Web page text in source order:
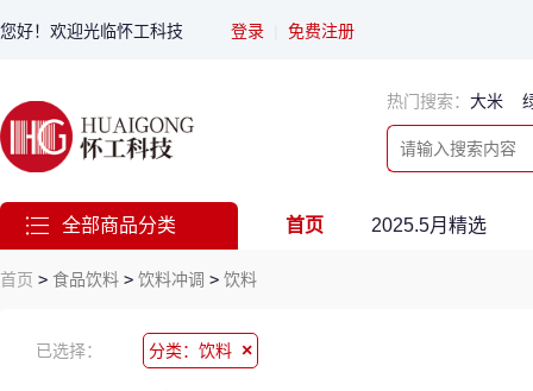
您好！欢迎光临怀工科技 登录 免费注册
热门搜索： 大米
全部商品分类 首页 2025.5月精选
首页 > 食品饮料 > 饮料冲调 > 饮料
已选择： 分类：饮料 ×